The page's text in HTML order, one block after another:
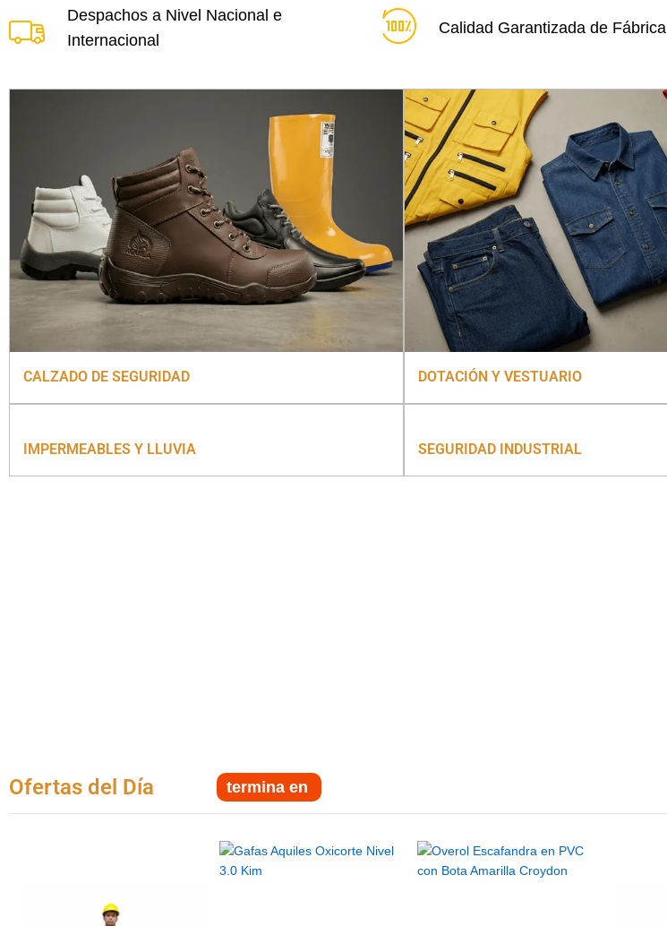
Despachos a Nivel Nacional e
Internacional
Calidad Garantizada de Fábrica
CALZADO DE SEGURIDAD DOTACIÓN Y VESTUARIO
IMPERMEABLES Y LLUVIA SEGURIDAD INDUSTRIAL
Ofertas del Día termina en